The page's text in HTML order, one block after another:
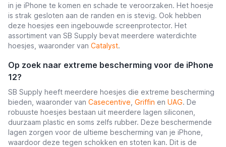
in je iPhone te komen en schade te veroorzaken. Het hoesje
is strak gesloten aan de randen en is stevig. Ook hebben
deze hoesjes een ingebouwde screenprotector. Het
assortiment van SB Supply bevat meerdere waterdichte
hoesjes, waaronder van Catalyst.
Op zoek naar extreme bescherming voor de iPhone
12?
SB Supply heeft meerdere hoesjes die extreme bescherming
bieden, waaronder van Casecentive Griffin en UAG. De
robuuste hoesjes bestaan uit meerdere lagen siliconen,
duurzaam plastic en soms zelfs rubber. Deze beschermende
lagen zorgen voor de ultieme bescherming van je iPhone,
waardoor deze tegen schokken en stoten kan. Dit is de